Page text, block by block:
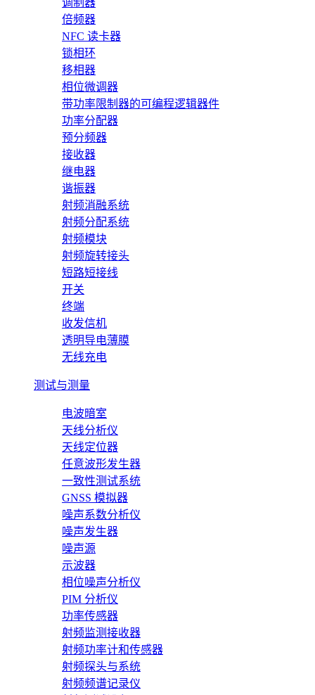
倍频器
NFC 读卡器
锁相环
移相器
相位微调器
带功率限制器的可编程逻辑器件
功率分配器
预分频器
接收器
继电器
谐振器
射频消融系统
射频分配系统
射频模块
射频旋转接头
短路短接线
开关
终端
收发信机
透明导电薄膜
无线充电
测试与测量
电波暗室
天线分析仪
天线定位器
任意波形发生器
一致性测试系统
GNSS 模拟器
噪声系数分析仪
噪声发生器
噪声源
示波器
相位噪声分析仪
PIM 分析仪
功率传感器
射频监测接收器
射频功率计和传感器
射频探头与系统
射频频谱记录仪